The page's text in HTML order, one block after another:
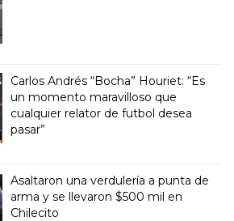
Carlos Andrés “Bocha” Houriet: “Es
un momento maravilloso que
cualquier relator de futbol desea
pasar”
Asaltaron una verdulería a punta de
arma y se llevaron $500 mil en
Chilecito